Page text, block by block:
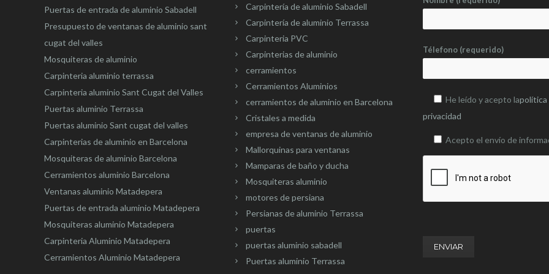
Puertas de entrada de aluminio Sabadell
Presupuesto de ventanas de aluminio sant
cugat del valles
Mosquiteras de aluminio
Carpinteria aluminio terrassa
Carpinteria aluminio Sant Cugat del Valles
Puertas aluminio Terrassa
Puertas aluminio Sant cugat del valles
Carpinterias de aluminio en Barcelona
Mosquiteras de aluminio Barcelona
Cerramientos aluminio Barcelona
Ventanas aluminio Matadepera
Puertas de entrada aluminio Matadepera
Mosquiteras aluminio Matadepera
Carpinteria Aluminio Matadepera
Cerramientos Aluminio Matadepera
Carpintería de aluminio Sabadell
Carpintería de aluminio Terrassa
Carpinteria PVC
Carpinterias de aluminio
cerramientos
Cerramientos Aluminios
cerramientos de aluminio en Barcelona
Cristales a medida
empresa de ventanas de aluminio
Mallorquinas para ventanas
Mamparas de baño y ducha
Mosquiteras aluminio
motores de persiana
Persianas de aluminio Terrassa
puertas
puertas aluminio sabadell
Puertas aluminio Terrassa
Télefono (requerido)
He leído y acepto lapolítica
privacidad
Acepto el envío de